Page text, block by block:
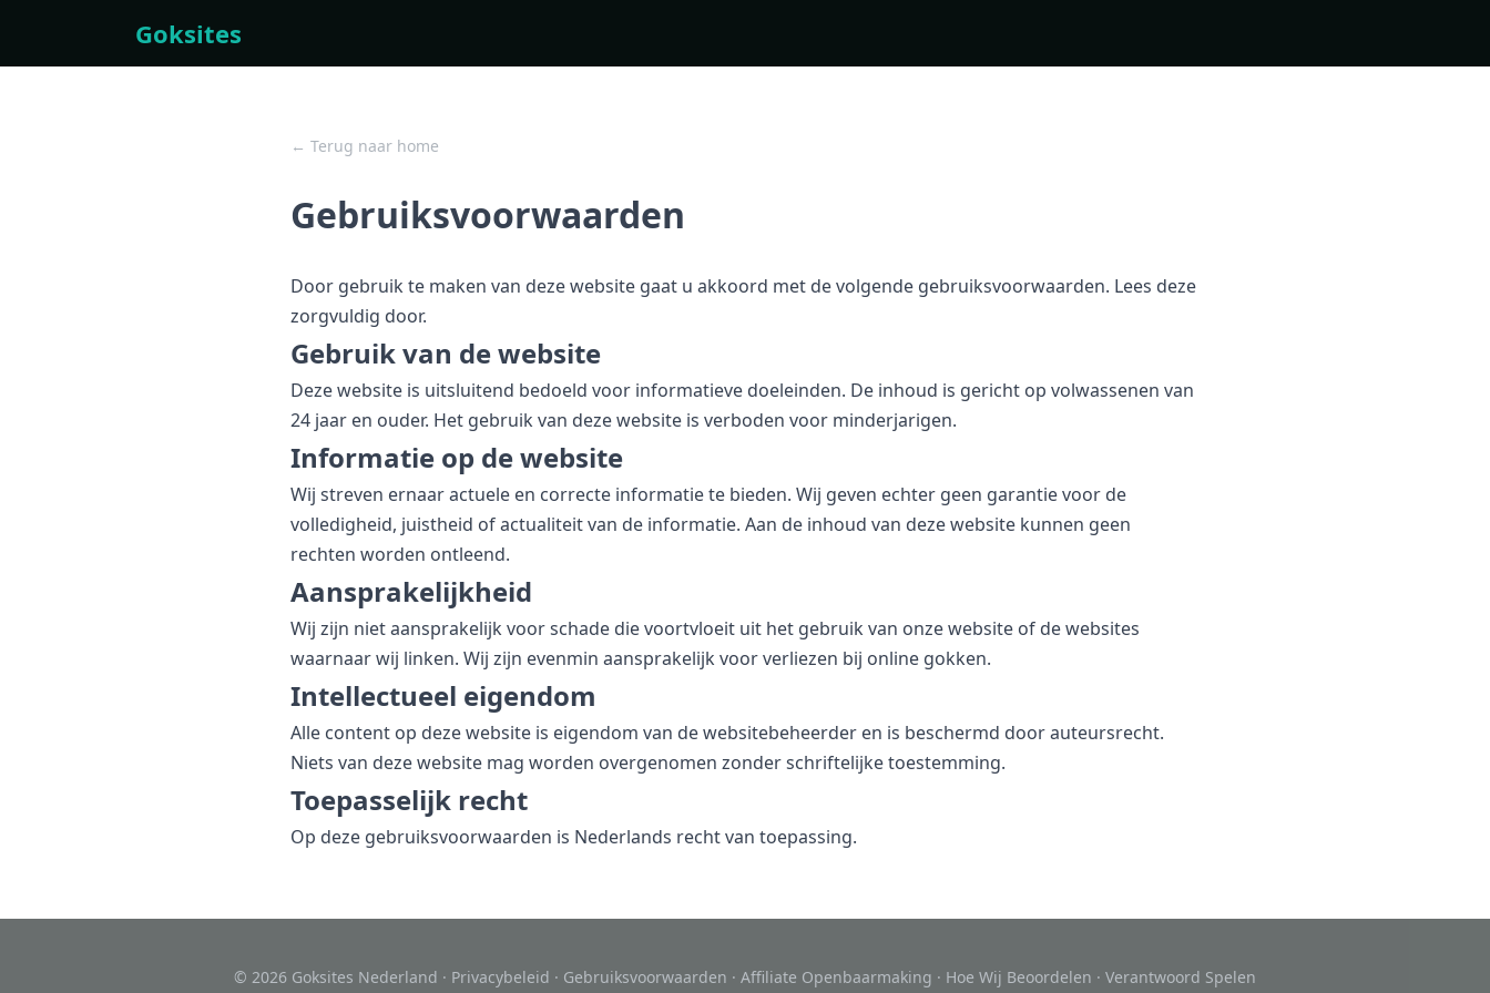
Goksites
← Terug naar home
Gebruiksvoorwaarden
Door gebruik te maken van deze website gaat u akkoord met de volgende gebruiksvoorwaarden. Lees deze
zorgvuldig door.
Gebruik van de website
Deze website is uitsluitend bedoeld voor informatieve doeleinden. De inhoud is gericht op volwassenen van
24 jaar en ouder. Het gebruik van deze website is verboden voor minderjarigen.
Informatie op de website
Wij streven ernaar actuele en correcte informatie te bieden. Wij geven echter geen garantie voor de
volledigheid, juistheid of actualiteit van de informatie. Aan de inhoud van deze website kunnen geen
rechten worden ontleend.
Aansprakelijkheid
Wij zijn niet aansprakelijk voor schade die voortvloeit uit het gebruik van onze website of de websites
waarnaar wij linken. Wij zijn evenmin aansprakelijk voor verliezen bij online gokken.
Intellectueel eigendom
Alle content op deze website is eigendom van de websitebeheerder en is beschermd door auteursrecht.
Niets van deze website mag worden overgenomen zonder schriftelijke toestemming.
Toepasselijk recht
Op deze gebruiksvoorwaarden is Nederlands recht van toepassing.
© 2026 Goksites Nederland · Privacybeleid · Gebruiksvoorwaarden · Affiliate Openbaarmaking · Hoe Wij Beoordelen · Verantwoord Spelen